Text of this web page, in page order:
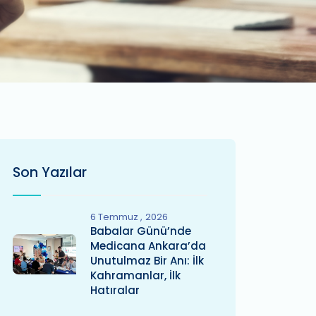
Son Yazılar
6 Temmuz 2026
Babalar Günü’nde
Medicana Ankara’da
Unutulmaz Bir Anı: İlk
Kahramanlar, İlk
Hatıralar